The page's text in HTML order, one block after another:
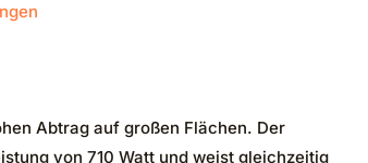
Abtrag auf großen Flächen. Der
von 710 Watt und weist gleichzeitig